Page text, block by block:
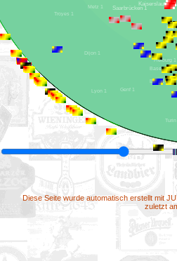
Genf 1
Lyon 1
Bern 1
Basel 1
Saarbrücken 1
Metz 1
Troyes 1
Freiburg 1
Kaiserslautern 1
Dijon 1
Diese Seite wurde automatisch erstellt mit
zuletzt